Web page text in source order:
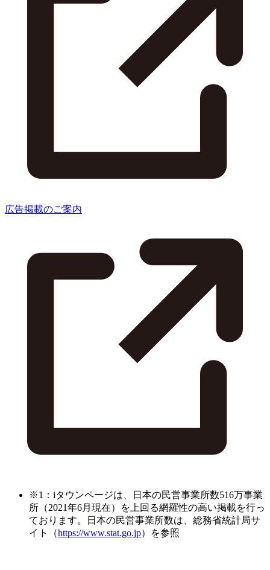
広告掲載のご案内
※1：iタウンページは、日本の民営事業所数516万事業
所（2021年6月現在）を上回る網羅性の高い掲載を行っ
ております。日本の民営事業所数は、総務省統計局サ
イト（https://www.stat.go.jp）を参照